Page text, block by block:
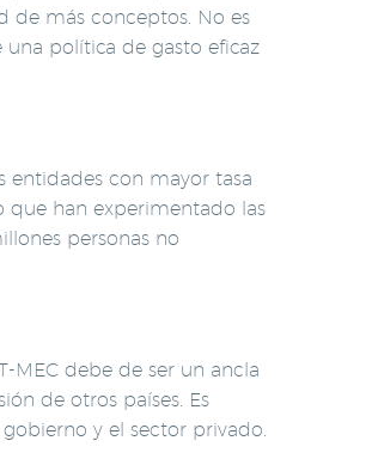
de más conceptos. No es
política de gasto eficaz
entidades con mayor tasa
que han experimentado las
personas no
MEC debe de ser un ancla
de otros países. Es
y el sector privado.